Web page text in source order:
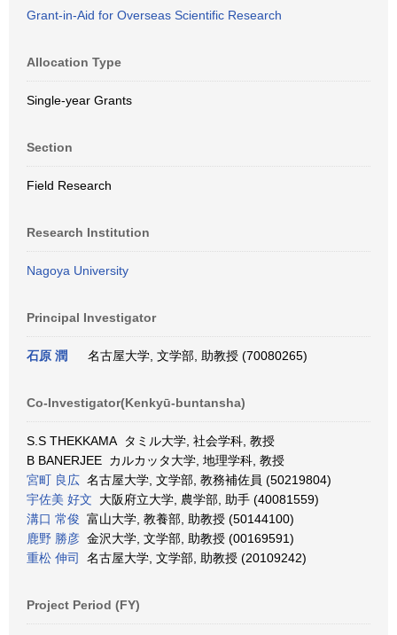
Grant-in-Aid for Overseas Scientific Research
Allocation Type
Single-year Grants
Section
Field Research
Research Institution
Nagoya University
Principal Investigator
石原 潤 名古屋大学, 文学部, 助教授 (70080265)
Co-Investigator(Kenkyū-buntansha)
S.S THEKKAMA タミル大学, 社会学科, 教授
B BANERJEE カルカッタ大学, 地理学科, 教授
宮町 良広 名古屋大学, 文学部, 教務補佐員 (50219804)
宇佐美 好文 大阪府立大学, 農学部, 助手 (40081559)
溝口 常俊 富山大学, 教養部, 助教授 (50144100)
鹿野 勝彦 金沢大学, 文学部, 助教授 (00169591)
重松 伸司
名古屋大学, 文学部, 助教授 (20109242)
Project Period (FY)